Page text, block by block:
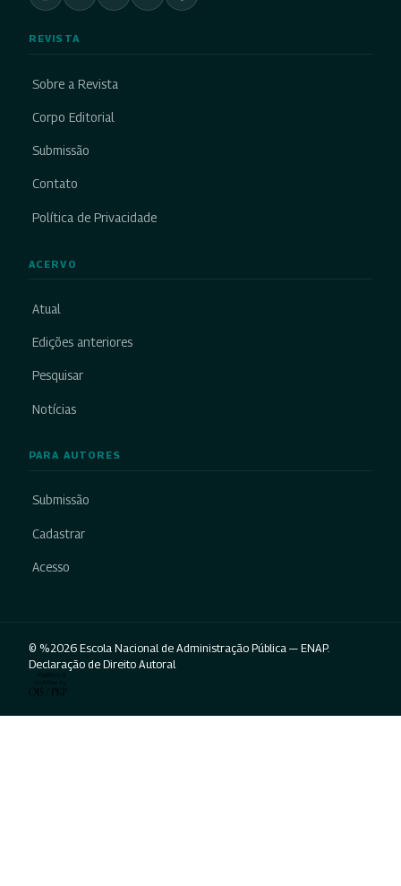
REVISTA
Sobre a Revista
Corpo Editorial
Submissão
Contato
Política de Privacidade
ACERVO
Atual
Edições anteriores
Pesquisar
Notícias
PARA AUTORES
Submissão
Cadastrar
Acesso
© %2026 Escola Nacional de Administração Pública — ENAP.
Declaração de Direito Autoral